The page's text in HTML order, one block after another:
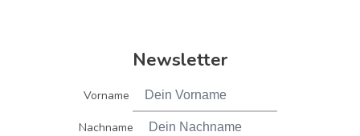
Newsletter
Vorname
Nachname